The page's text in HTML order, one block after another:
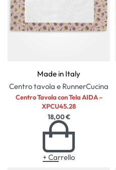
Made in Italy
Centro tavola e RunnerCucina
Centro Tavola con Tela AIDA –
XPCU45.28
18,00€
+ Carrello